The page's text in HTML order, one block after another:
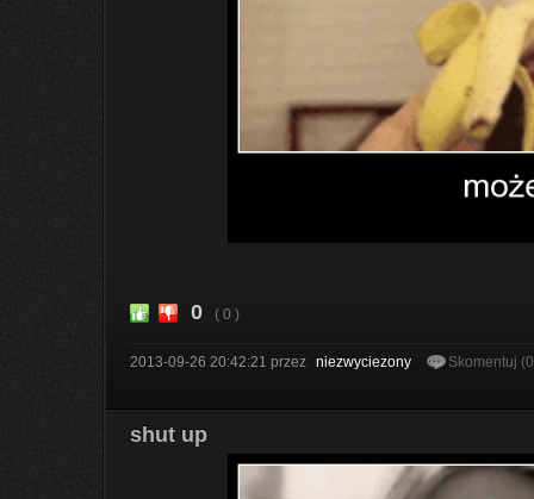
0 ( 0 )
2013-09-26 20:42:21 przez niezwyciezony Skomentuj
shut up